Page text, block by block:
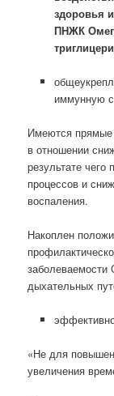
здоровья
ПНЖК
иммунную
Имеются
в отношении
результате
процессов и
воспаления.
Накоплен
дыхательных
«Не для
увеличения